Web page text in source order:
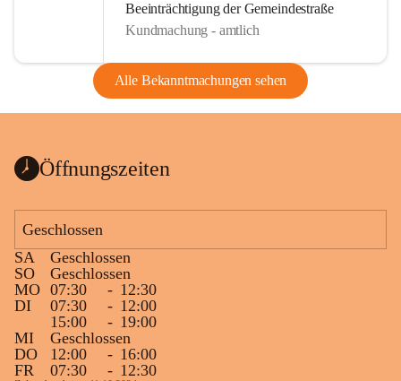
Beeinträchtigung der Gemeindestraße
Kundmachung - amtlich
Alle Bekanntmachungen sehen
Öffnungszeiten
Geschlossen
SA
Geschlossen
SO
Geschlossen
MO 07:30 - 12:30
DI
07:30 - 12:00
15:00
- 19:00
MI
Geschlossen
DO
12:00 - 16:00
FR
07:30 - 12:30